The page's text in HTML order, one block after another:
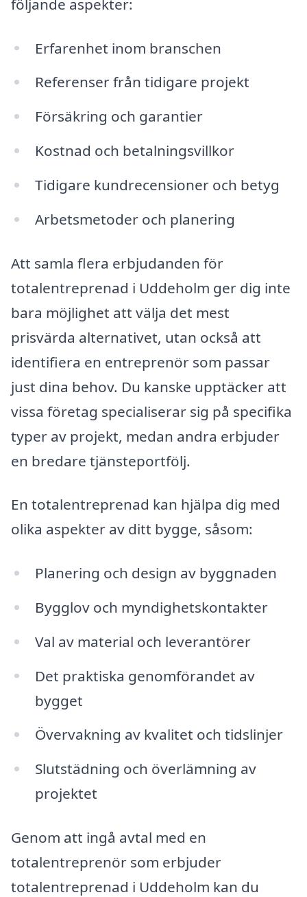
följande aspekter:
Erfarenhet inom branschen
Referenser från tidigare projekt
Försäkring och garantier
Kostnad och betalningsvillkor
Tidigare kundrecensioner och betyg
Arbetsmetoder och planering
Att samla flera erbjudanden för
totalentreprenad i Uddeholm ger dig inte
bara möjlighet att välja det mest
prisvärda alternativet, utan också att
identifiera en entreprenör som passar
just dina behov. Du kanske upptäcker att
vissa företag specialiserar sig på specifika
typer av projekt, medan andra erbjuder
en bredare tjänsteportfölj.
En totalentreprenad kan hjälpa dig med
olika aspekter av ditt bygge, såsom:
Planering och design av byggnaden
Bygglov och myndighetskontakter
Val av material och leverantörer
Det praktiska genomförandet av
bygget
Övervakning av kvalitet och tidslinjer
Slutstädning och överlämning av
projektet
Genom att ingå avtal med en
totalentreprenör som erbjuder
totalentreprenad i Uddeholm kan du